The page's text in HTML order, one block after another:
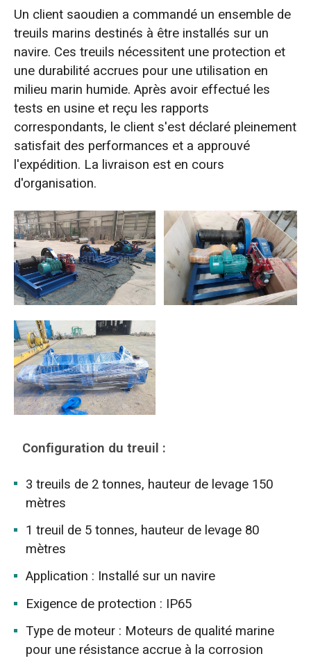
Un client saoudien a commandé un ensemble de
treuils marins destinés à être installés sur un
navire. Ces treuils nécessitent une protection et
une durabilité accrues pour une utilisation en
milieu marin humide. Après avoir effectué les
tests en usine et reçu les rapports
correspondants, le client s'est déclaré pleinement
satisfait des performances et a approuvé
l'expédition. La livraison est en cours
d'organisation.
Configuration du treuil :
3 treuils de 2 tonnes, hauteur de levage 150
mètres
1 treuil de 5 tonnes, hauteur de levage 80
mètres
Application : Installé sur un navire
Exigence de protection : IP65
Type de moteur : Moteurs de qualité marine
pour une résistance accrue à la corrosion